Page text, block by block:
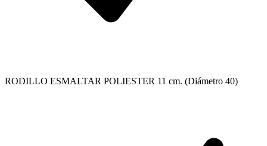
RODILLO ESMALTAR POLIESTER 11 cm. (Diámetro 40)